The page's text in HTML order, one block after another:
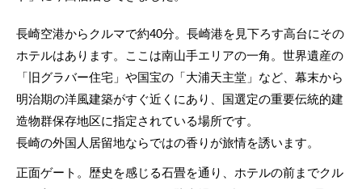
長崎空港からクルマで約40分。長崎港を見下ろす高台にその
ホテルはあります。ここは南山手エリアの一角。世界遺産の
「旧グラバー住宅」や国宝の「大浦天主堂」など、幕末から
明治期の洋風建築がすぐ近くにあり、国選定の重要伝統的建
造物群保存地区に指定されている場所です。
長崎の外国人居留地ならではの香りが旅情を誘います。
正面ゲート。歴史を感じる石畳を通り、ホテルの前までクル